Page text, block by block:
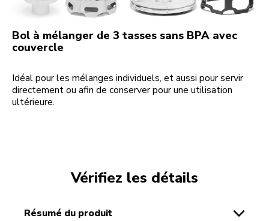
Bol à mélanger de 3 tasses sans BPA avec
couvercle
Idéal pour les mélanges individuels, et aussi pour servir
directement ou afin de conserver pour une utilisation
ultérieure.
Vérifiez les détails
résumé du produit